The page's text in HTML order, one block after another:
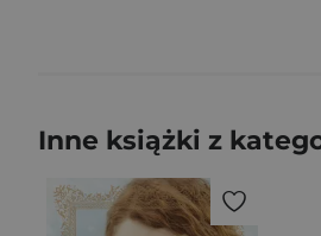
Inne książki z